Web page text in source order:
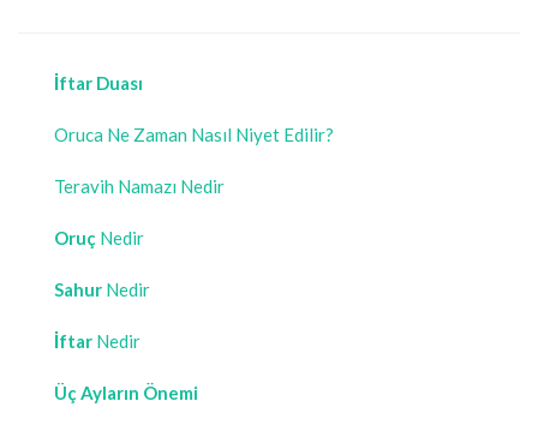
İftar Duası
Oruca Ne Zaman Nasıl Niyet Edilir?
Teravih Namazı Nedir
Oruç Nedir
Sahur Nedir
İftar Nedir
Üç Ayların Önemi